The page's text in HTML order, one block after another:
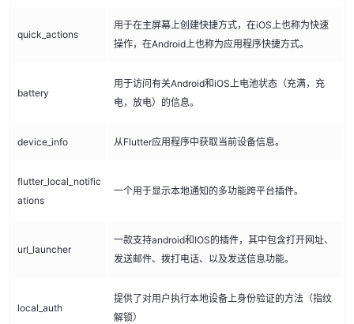
quick_actions
用于在主屏幕上创建快捷方式，在iOS上也称为快速
操作，在Android上也称为应用程序快捷方式。
battery
用于访问有关Android和iOS上电池状态（充满，充
电，放电）的信息。
device_info 从Flutter应用程序中获取当前设备信息。
flutter_local_notific
ations
一个用于显示本地通知的多功能跨平台插件。
url_launcher
一款支持android和IOS的插件，其中包含打开网址、
发送邮件、拨打电话、以及发送信息功能。
local_auth
提供了对用户执行本地设备上身份验证的方法（指纹
解锁）